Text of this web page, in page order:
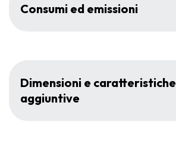
Consumi ed emissioni
Dimensioni e caratteristiche
aggiuntive